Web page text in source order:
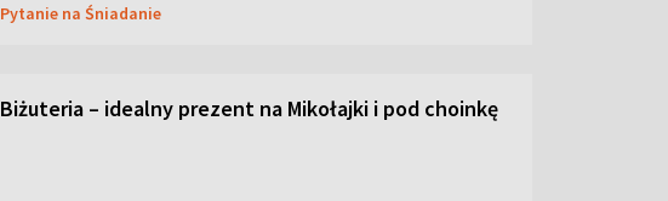
Pytanie na Śniadanie
Biżuteria – idealny prezent na Mikołajki i pod choinkę